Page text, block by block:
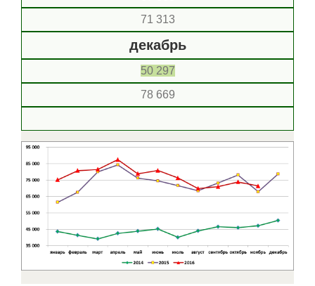
71 313
декабрь
50 297
78 669